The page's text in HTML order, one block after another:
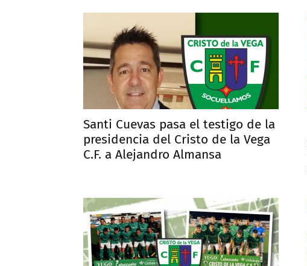
Santi Cuevas pasa el testigo de la
presidencia del Cristo de la Vega
C.F. a Alejandro Almansa